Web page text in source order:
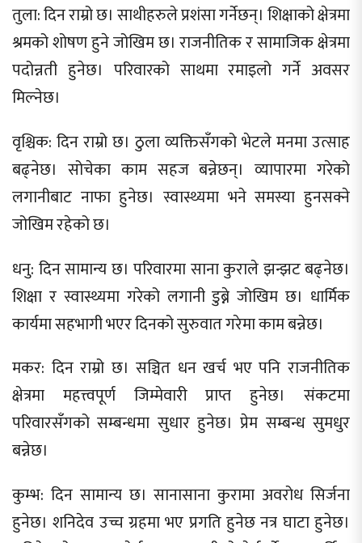
तुला: दिन राम्रो छ। साथीहरुले प्रशंसा गर्नेछन्। शिक्षाको क्षेत्रमा
श्रमको शोषण हुने जोखिम छ। राजनीतिक र सामाजिक क्षेत्रमा
पदोन्नती हुनेछ। परिवारको साथमा रमाइलो गर्ने अवसर
मिल्नेछ।
वृश्चिक: दिन राम्रो छ। ठुला व्यक्तिसँगको भेटले मनमा उत्साह
बढ्नेछ। सोचेका काम सहज बन्नेछन्। व्यापारमा गरेको
लगानीबाट नाफा हुनेछ। स्वास्थ्यमा भने समस्या हुनसक्ने
जोखिम रहेको छ।
धनु: दिन सामान्य छ। परिवारमा साना कुराले झन्झट बढ्नेछ।
शिक्षा र स्वास्थ्यमा गरेको लगानी डुब्ने जोखिम छ। धार्मिक
कार्यमा सहभागी भएर दिनको सुरुवात गरेमा काम बन्नेछ।
मकर: दिन राम्रो छ। सञ्चित धन खर्च भए पनि राजनीतिक
क्षेत्रमा महत्त्वपूर्ण जिम्मेवारी प्राप्त हुनेछ। संकटमा
परिवारसँगको सम्बन्धमा सुधार हुनेछ। प्रेम सम्बन्ध सुमधुर
बन्नेछ।
कुम्भ: दिन सामान्य छ। सानासाना कुरामा अवरोध सिर्जना
हुनेछ। शनिदेव उच्च ग्रहमा भए प्रगति हुनेछ नत्र घाटा हुनेछ।